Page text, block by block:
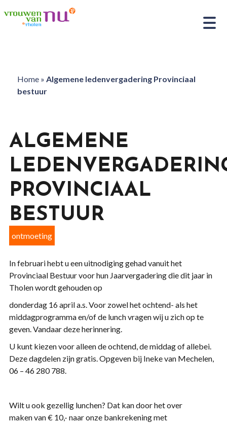
Home» Algemene ledenvergadering Provinciaal
bestuur
ALGEMENE
PROVINCIAAL
BESTUUR
ontmoeting
In februari hebt u een uitnodiging gehadvanuit het
Provinciaal Bestuur voor hun Jaarvergadering die dit jaar in
Tholen wordt gehouden op
donderdag 16 april a.s. Voor zowel het ochtend- als het
middagprogramma en/of de lunch vragen wij u zich op te
geven.Vandaar deze herinnering.
U kunt kiezen voor alleen de ochtend, de middag of allebei.
Deze dagdelen zijn gratis. Opgeven bij InekevanMechelen,
06 – 46 280 788.
Wilt u ook gezellig lunchen? Dat kan door het over
makenvan€ 10,- naar onze bankrekening met